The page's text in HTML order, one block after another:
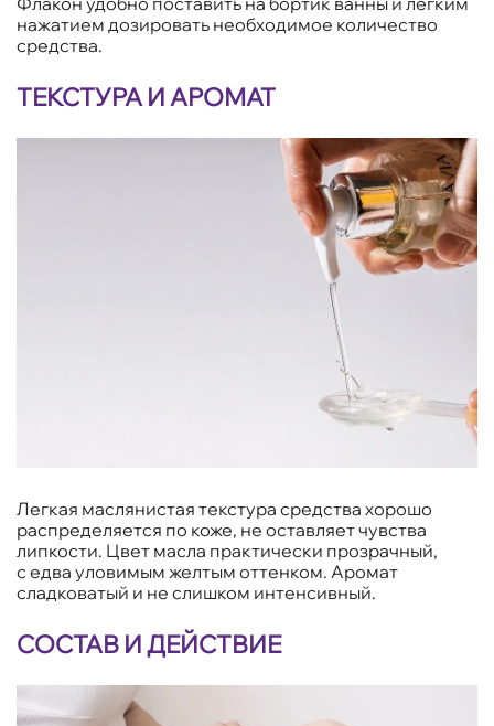
нажатием дозировать необходимое количество
средства.
ТЕКСТУРА И АРОМАТ
Легкая маслянистая текстура средства хорошо
распределяется по коже, не оставляет чувства
липкости. Цвет масла практически прозрачный,
с едва уловимым желтым оттенком. Аромат
сладковатый и не слишком интенсивный.
СОСТАВ И ДЕЙСТВИЕ